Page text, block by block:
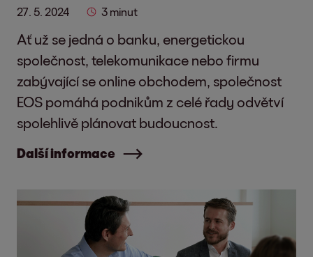
27. 5. 2024 3 minut
Ať už se jedná o banku, energetickou
společnost, telekomunikace nebo firmu
zabývající se online obchodem, společnost
EOS pomáhá podnikům z celé řady odvětví
spolehlivě plánovat budoucnost.
Další informace